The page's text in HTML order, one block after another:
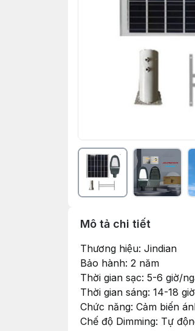
Mô tả chi tiết
Thương hiệu: Jindian
Bảo hành: 2 năm
Thời gian sạc: 5-6 giờ/
Thời gian sáng: 14-18 giờ
Chức năng: Cảm biến
Chế độ Dimming: Tự